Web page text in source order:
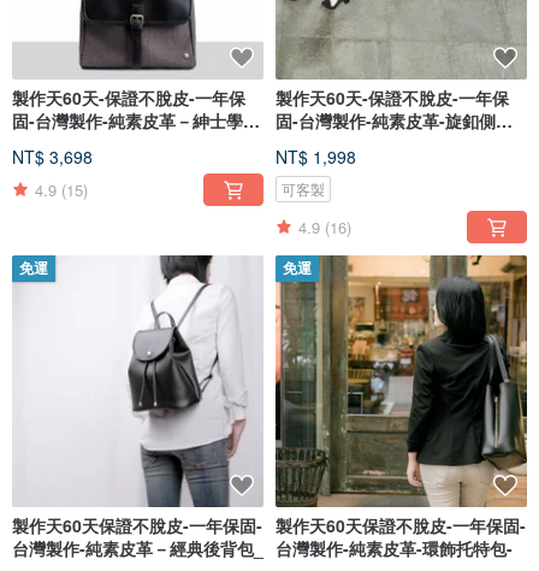
製作天60天-保證不脫皮-一年保
固-台灣製作-純素皮革－紳士學院
NT$ 3,698
4.9 (15)
製作天60天-保證不脫皮-一年保
固-台灣製作-純素皮革-旋釦側方
NT$ 1,998
可客製
4.9 (16)
免運
製作天60天保證不脫皮-一年保固-
台灣製作-純素皮革－經典後背包_
免運
製作天60天保證不脫皮-一年保固-
台灣製作-純素皮革-環飾托特包-